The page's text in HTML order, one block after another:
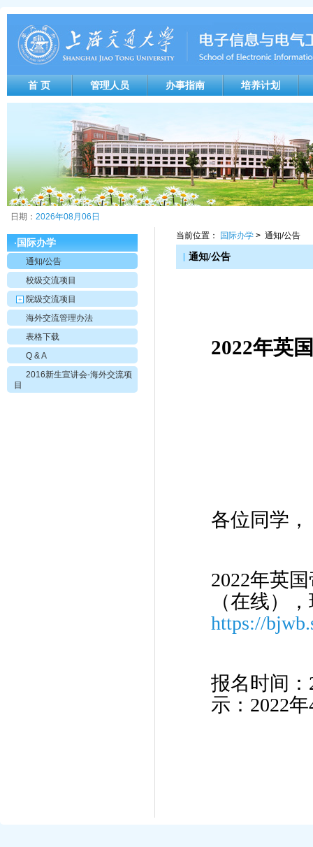
首 页 管理人员 办事指南 培养计划
日期： 2026年08月06日
· 国际办学
通知/公告
校级交流项目
+
院级交流项目
海外交流管理办法
表格下载
Q & A
2016新生宣讲会-海外交流项
目
当前位置： 国际办学 > 通知/公告
通知/公告
2022年英
各位同学，
2022年英
（在线）
https://
报名时间：
示：2022